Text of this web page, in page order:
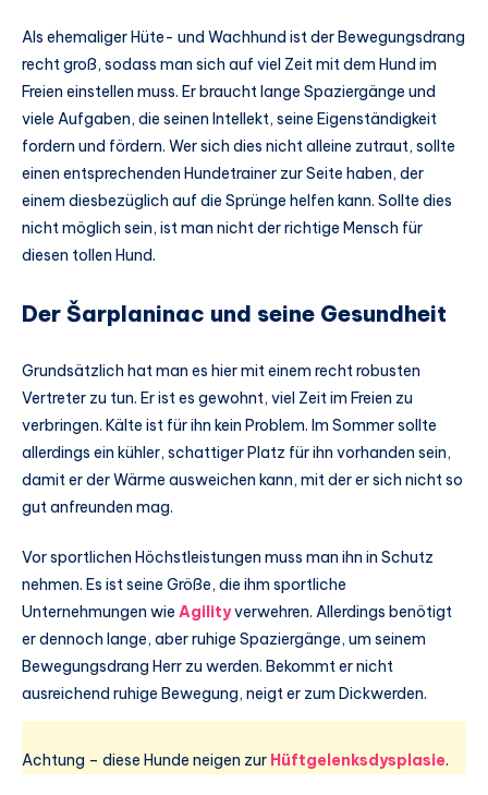
Als ehemaliger Hüte- und Wachhund ist der Bewegungsdrang
recht groß, sodass man sich auf viel Zeit mit dem Hund im
Freien einstellen muss. Er braucht lange Spaziergänge und
viele Aufgaben, die seinen Intellekt, seine Eigenständigkeit
fordern und fördern. Wer sich dies nicht alleine zutraut, sollte
einen entsprechenden Hundetrainer zur Seite haben, der
einem diesbezüglich auf die Sprünge helfen kann. Sollte dies
nicht möglich sein, ist man nicht der richtige Mensch für
diesen tollen Hund.
Der Šarplaninac und seine Gesundheit
Grundsätzlich hat man es hier mit einem recht robusten
Vertreter zu tun. Er ist es gewohnt, viel Zeit im Freien zu
verbringen. Kälte ist für ihn kein Problem. Im Sommer sollte
allerdings ein kühler, schattiger Platz für ihn vorhanden sein,
damit er der Wärme ausweichen kann, mit der er sich nicht so
gut anfreunden mag.
Vor sportlichen Höchstleistungen muss man ihn in Schutz
nehmen. Es ist seine Größe, die ihm sportliche
Unternehmungen wie Agilityverwehren. Allerdings benötigt
er dennoch lange, aber ruhige Spaziergänge, um seinem
Bewegungsdrang Herr zu werden. Bekommt er nicht
ausreichend ruhige Bewegung, neigt er zum Dickwerden.
Achtung – diese Hunde neigen zur Hüftgelenksdysplasie.